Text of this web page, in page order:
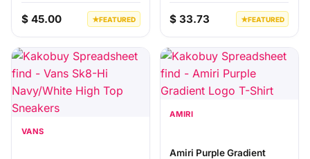
$ 45.00 ★FEATURED $ 33.73 ★FEATURED
VANS
AMIRI
Amiri Purple Gradient